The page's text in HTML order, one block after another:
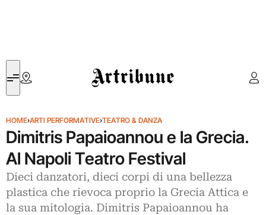
Artribune
HOME›ARTI PERFORMATIVE›TEATRO & DANZA
Dimitris Papaioannou e la Grecia.
Al Napoli Teatro Festival
Dieci danzatori, dieci corpi di una bellezza
plastica che rievoca proprio la Grecia Attica e
la sua mitologia. Dimitris Papaioannou ha